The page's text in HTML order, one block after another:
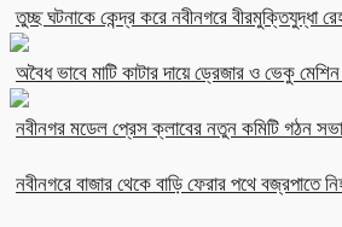
তুচ্ছ ঘটনাকে কেন্দ্র করে নবীনগরে বীরমুক্তিযুদ্ধা
অবৈধ ভাবে মাটি কাটার দায়ে ড্রেজার ও ভেকু
নবীনগর মডেল প্রেস ক্লাবের নতুন কমিটি গঠন
নবীনগরে বাজার থেকে বাড়ি ফেরার পথে বজ্রপাতে